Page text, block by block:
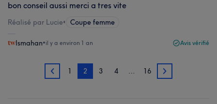
bon conseil aussi merci a tres vite
Réalisé par Lucie• Coupe femme
Ismahan•il y a environ 1 an Avis vérifié
1 1 2 3 4 … 16 3